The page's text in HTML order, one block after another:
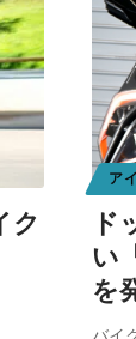
ク
ア
ド
い
を